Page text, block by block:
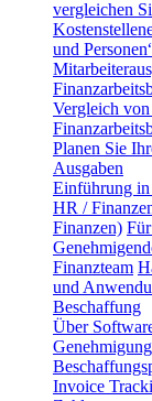
vergleichen
und
Vergleich
Planen Sie
Ausgaben
Einführung in
HR /
Finanzen)
Finanzteam
und
Beschaffung
Über
Invoice